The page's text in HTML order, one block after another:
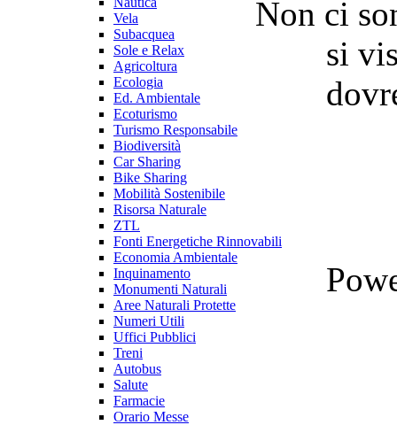
Vela
Subacquea
Sole e Relax
Agricoltura
Ecologia
Ed. Ambientale
Ecoturismo
Turismo Responsabile
Biodiversità
Car Sharing
Bike Sharing
Mobilità Sostenibile
Risorsa Naturale
ZTL
Fonti Energetiche Rinnovabili
Economia Ambientale
Inquinamento
Monumenti Naturali
Aree Naturali Protette
Numeri Utili
Uffici Pubblici
Treni
Autobus
Salute
Farmacie
Orario Messe
Non ci
si